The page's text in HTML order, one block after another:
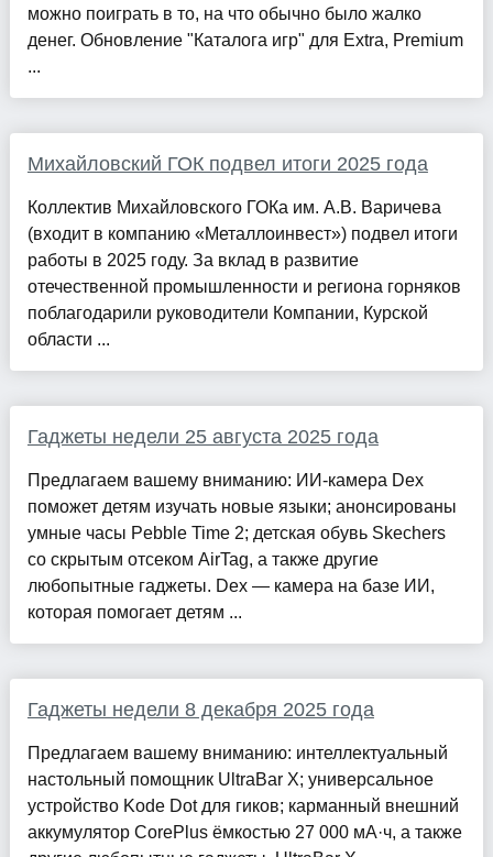
можно поиграть в то, на что обычно было жалко
денег. Обновление "Каталога игр" для Extra, Premium
...
Михайловский ГОК подвел итоги 2025 года
Коллектив Михайловского ГОКа им. А.В. Варичева
(входит в компанию «Металлоинвест») подвел итоги
работы в 2025 году. За вклад в развитие
отечественной промышленности и региона горняков
поблагодарили руководители Компании, Курской
области ...
Гаджеты недели 25 августа 2025 года
Предлагаем вашему вниманию: ИИ-камера Dex
поможет детям изучать новые языки; анонсированы
умные часы Pebble Time 2; детская обувь Skechers
со скрытым отсеком AirTag, а также другие
любопытные гаджеты. Dex — камера на базе ИИ,
которая помогает детям ...
Гаджеты недели 8 декабря 2025 года
Предлагаем вашему вниманию: интеллектуальный
настольный помощник UltraBar X; универсальное
устройство Kode Dot для гиков; карманный внешний
аккумулятор CorePlus ёмкостью 27 000 мА·ч, а также